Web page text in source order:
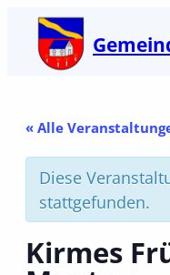
« Alle
Diese
stattgefunden.
Kirmes